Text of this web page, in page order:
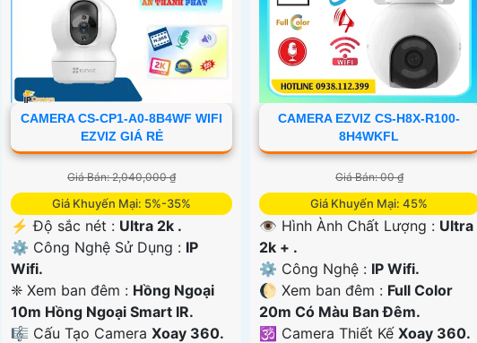
CAMERA CS-CP1-A0-8B4WF WIFI
EZVIZ GIÁ RẺ
Giá Bán: 2,040,000 ₫
Giá Khuyến Mại: 5%-35%
️⚡ Độ sắc nét : Ultra 2k .
⚙ Công Nghệ Sử Dụng : IP
Wifi.
❈ Xem ban đêm : Hồng Ngoại
10m Hồng Ngoại Smart IR.
🎼️ Cấu Tạo CameraXoay 360.
CAMERA EZVIZ CS-H8X-R100-
8H4WKFL
Giá Bán: 00 ₫
Giá Khuyến Mại: 45%
👁 Hình Ành Chất Lượng : Ultra
2k + .
⚙ Công Nghệ : IP Wifi.
🌔 Xem ban đêm : Full Color
20m Có Màu Ban Ðêm.
🕉️ Camera Thiết Kế Xoay 360.